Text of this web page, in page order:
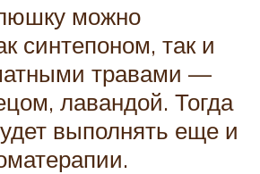
можно
синтепоном, так и
травами —
лавандой. Тогда
выполнять еще и